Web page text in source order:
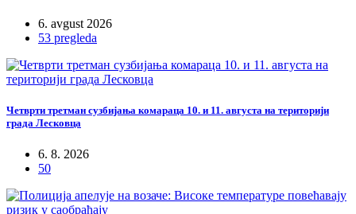
6. avgust 2026
53 pregleda
Четврти третман сузбијања комараца 10. и 11. августа на територији
града Лесковца
6. 8. 2026
50